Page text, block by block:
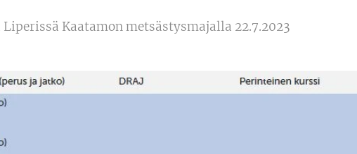
Kaatamon metsästysmajalla 22.7.2023